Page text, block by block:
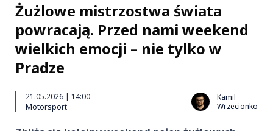
Żużlowe mistrzostwa świata
powracają. Przed nami weekend
wielkich emocji – nie tylko w
Pradze
21.05.2026 | 14:00
Motorsport
Kamil
Wrzecionko